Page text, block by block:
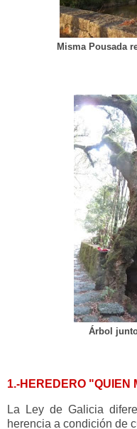
Misma Pousada
Árbol
1.-HEREDERO "QUIEN
La Ley de Galicia
herencia a condición de